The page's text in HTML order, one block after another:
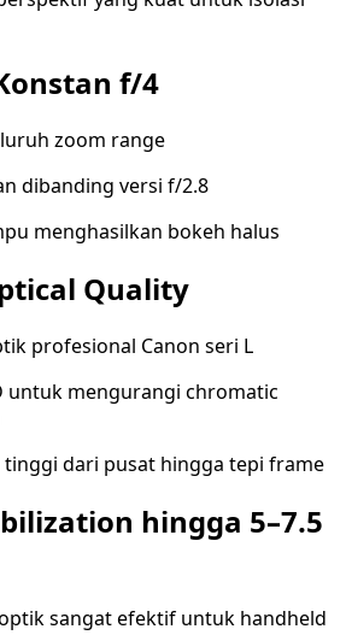
f/4
zoom range
dibanding versi f/2.8
menghasilkan bokeh halus
Quality
profesional Canon seri L
untuk mengurangi chromatic
tinggi dari pusat hingga tepi frame
hingga 5–7.5
sangat efektif untuk handheld